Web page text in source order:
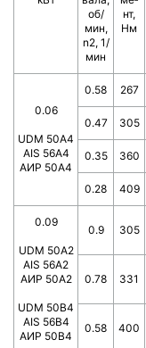
об/
мин,
n2, 1/
мин
нт,
Нм
0.06
UDM 50A4
AIS 56A4
AИР 50А4
0.58 267
0.47 305
0.35 360
0.28 409
0.09
UDM 50A2
AIS 56A2
АИР 50А2
UDM 50B4
AIS 56B4
АИР 50В4
0.9 305
0.78 331
0.58 400